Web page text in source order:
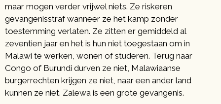
maar mogen verder vrijwel niets. Ze riskeren
gevangenisstraf wanneer ze het kamp zonder
toestemming verlaten. Ze zitten er gemiddeld al
zeventien jaar en het is hun niet toegestaan om in
Malawi te werken, wonen of studeren. Terug naar
Congo of Burundi durven ze niet, Malawiaanse
burgerrechten krijgen ze niet, naar een ander land
kunnen ze niet. Zalewa is een grote gevangenis.